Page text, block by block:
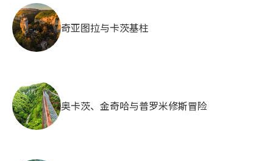
奇亚图拉与卡茨基柱
奥卡茨、金奇哈与普罗米修斯冒险